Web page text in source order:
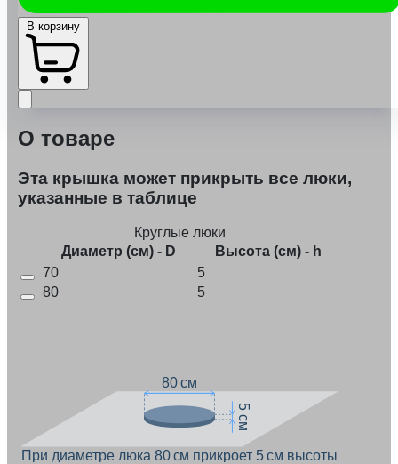
О товаре
Эта крышка может прикрыть все люки,
указанные в таблице
Круглые люки
Диаметр (см) - D
Высота (см) - h
70
5
80
5
80 см
5 см
При диаметре люка 80 см прикроет 5 см высоты